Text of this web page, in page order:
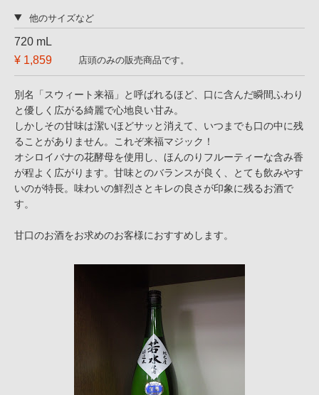
他のサイズなど
720 mL
¥ 1,859
店頭のみの販売商品です。
別名「スウィート来福」と呼ばれるほど、口に含んだ瞬間ふわり
と優しく広がる綺麗で心地良い甘み。
しかしその甘味は潔いほどサッと消えて、いつまでも口の中に残
ることがありません。これぞ来福マジック！
オシロイバナの花酵母を使用し、ほんのりフルーティーな含み香
が程よく広がります。甘味とのバランスが良く、とても飲みやす
いのが特長。味わいの鮮烈さとキレの良さが印象に残るお酒で
す。
甘口のお酒をお求めのお客様におすすめします。